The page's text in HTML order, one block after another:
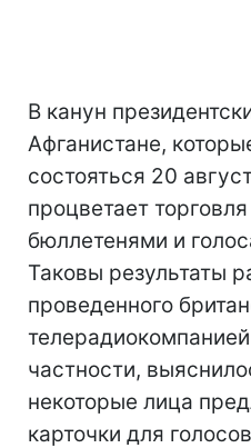
В канун
Афганистане,
состояться 20
процветает
бюллетенями и
Таковы результаты
проведенного
частности,
некоторые лица
карточки для